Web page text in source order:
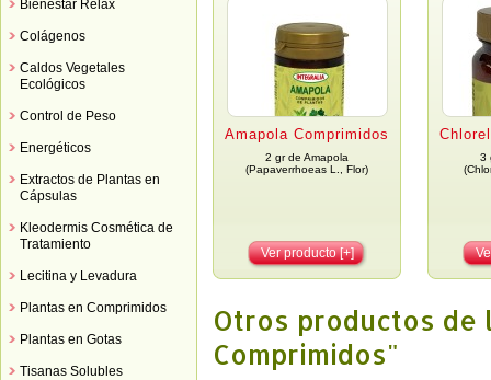
Bienestar Relax
Colágenos
Caldos Vegetales
Ecológicos
Control de Peso
Energéticos
Extractos de Plantas en
Cápsulas
Kleodermis Cosmética de
Tratamiento
Lecitina y Levadura
Plantas en Comprimidos
Plantas en Gotas
Tisanas Solubles
Amapola Comprimidos
2 gr de Amapola
(Papaverrhoeas L., Flor)
Ver producto [+]
3
Otros productos de
Comprimidos"